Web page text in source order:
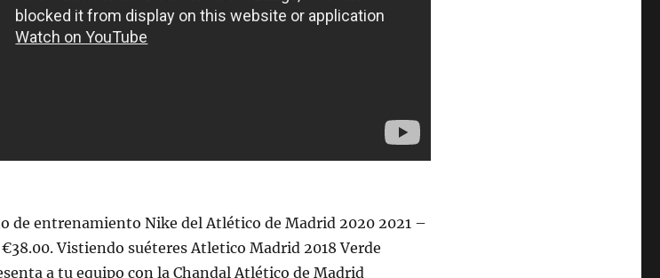
de entrenamiento Nike del Atlético de Madrid 2020 2021 –
Vistiendo suéteres Atletico Madrid 2018 Verde
a tu equipo con la Chandal Atlético de Madrid